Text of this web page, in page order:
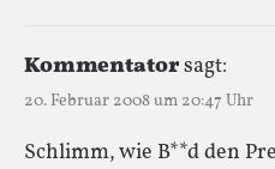
Kommentatorsagt:
20. Februar 2008 um 20:47 Uhr
Schlimm, wie B**d den